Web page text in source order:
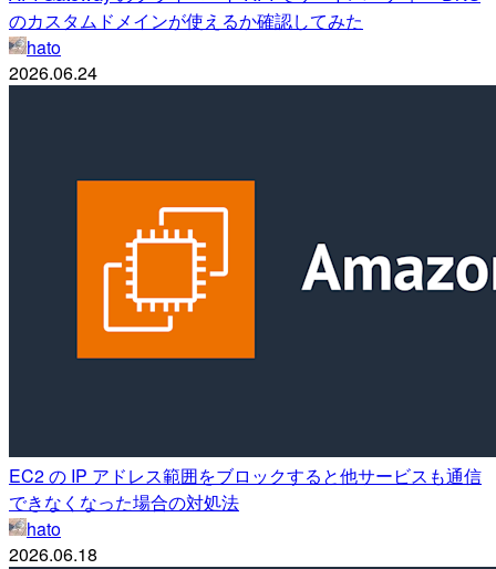
のカスタムドメインが使えるか確認してみた
hato
2026.06.24
EC2 の IP アドレス範囲をブロックすると他サービスも通信
できなくなった場合の対処法
hato
2026.06.18